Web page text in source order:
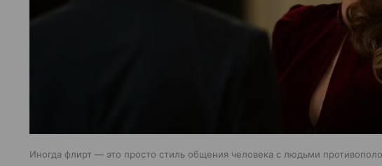
Иногда флирт — это просто стиль общения человека с людьми